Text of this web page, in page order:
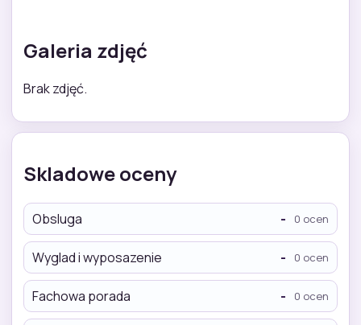
Galeria zdjęć
Brak zdjęć.
Skladowe oceny
Obsluga - 0 ocen
Wyglad i wyposazenie - 0 ocen
Fachowa porada - 0 ocen